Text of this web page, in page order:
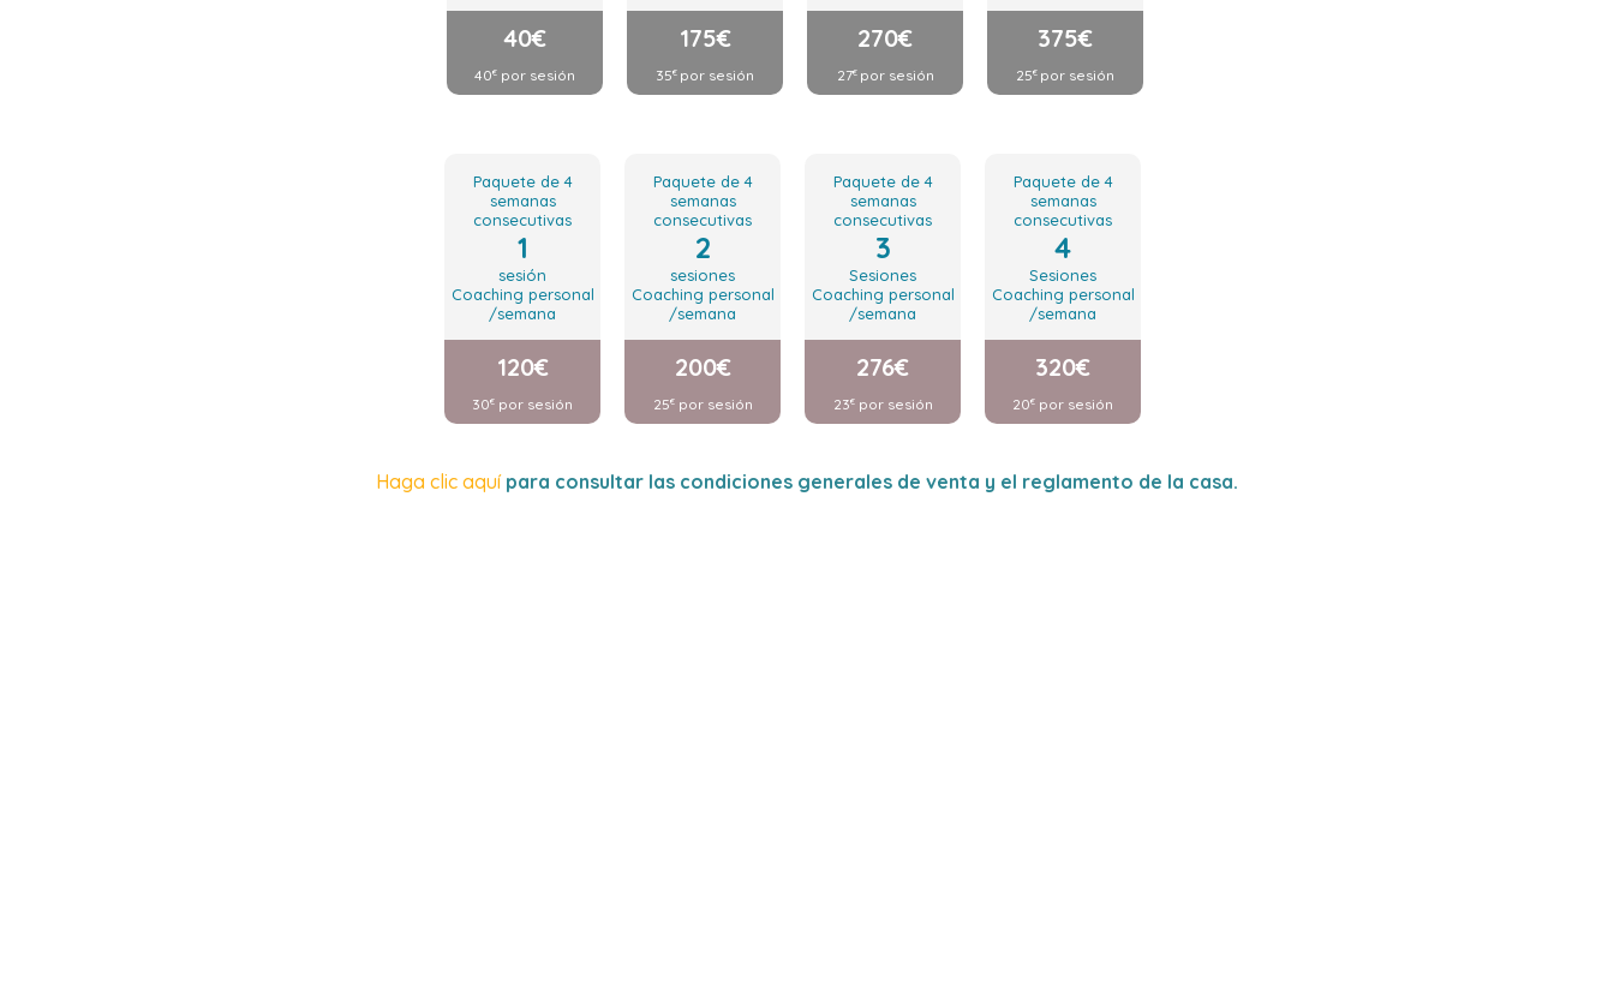
40€
40€ por sesión
175€
35€ por sesión
270€
27€ por sesión
375€
25€ por sesión
Paquete de 4
semanas
consecutivas
1
sesión
Coaching personal
/semana
120€
30€ por sesión
Paquete de 4
semanas
consecutivas
2
sesiones
Coaching personal
/semana
200€
25€por sesión
Paquete de 4
semanas
consecutivas
3
Sesiones
Coaching personal
/semana
276€
23€por sesión
Paquete de 4
semanas
consecutivas
4
Sesiones
Coaching personal
/semana
320€
20€ por sesión
Haga clic aquí para consultar las condiciones generales de venta y el reglamento de la casa.